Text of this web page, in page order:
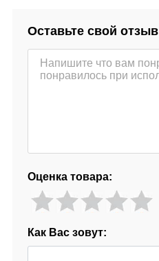
Оставьте свой отзыв
Оценка товара:
Как Вас зовут: